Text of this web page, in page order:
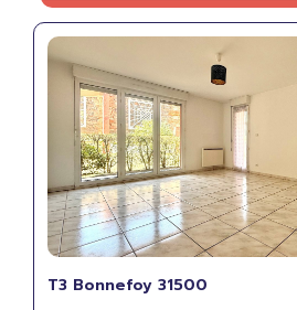
T3 Bonnefoy 31500